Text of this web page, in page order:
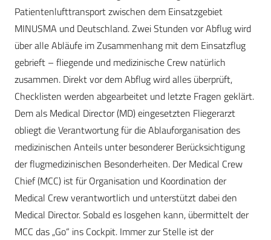
Patientenlufttransport zwischen dem Einsatzgebiet
MINUSMA und Deutschland. Zwei Stunden vor Abflug wird
über alle Abläufe im ­Zusammenhang mit dem Einsatzflug
gebrieft – fliegende und medizinische Crew natürlich
zusammen. Direkt vor dem Abflug wird alles überprüft,
Checklisten werden abgearbeitet und letzte Fragen geklärt.
Dem als Medical Director (MD) eingesetzten Fliegerarzt
obliegt die Verantwortung für die Ablauforganisation des
medizinischen Anteils unter besonderer Berücksichtigung
der flugmedizinischen Besonderheiten. Der Medical Crew
Chief (MCC) ist für Organisation und Koordination der
Medical Crew verantwortlich und unterstützt dabei den
Medical Director. Sobald es losgehen kann, übermittelt der
MCC das „Go“ ins Cockpit. Immer zur Stelle ist der